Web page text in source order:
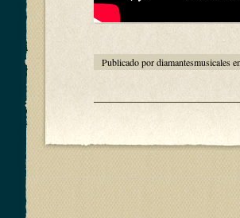
Publicado por diamantesmusicales en